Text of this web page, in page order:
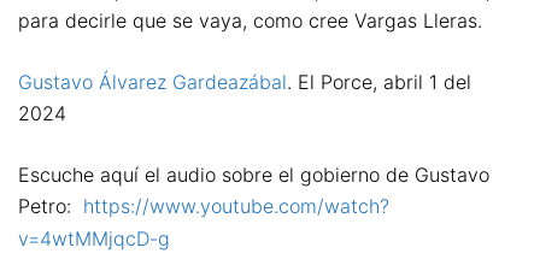
para decirle que se vaya, como cree Vargas Lleras.
Gustavo Álvarez Gardeazábal. El Porce, abril 1 del
2024
Escuche aquí el audio sobre el gobierno de Gustavo
Petro: https://www.youtube.com/watch?
v=4wtMMjqcD-g